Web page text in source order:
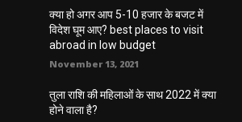
क्या हो अगर आप 5-10 हजार के बजट में
विदेश घूम आए? best places to visit
abroad in low budget
November 13, 2021
तुला राशि की महिलाओं के साथ 2022 में क्या
होने वाला है?